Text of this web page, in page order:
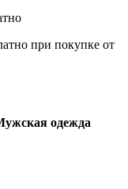
при покупке от
одежда